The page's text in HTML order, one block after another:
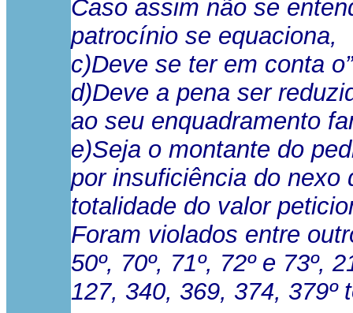
Caso assim não se
patrocínio se equaciona,
c)Deve se ter em conta
d)Deve a pena ser
ao seu enquadramento
e)Seja o montante do
por insuficiência do nexo
totalidade do valor
Foram violados entre
50º, 70º, 71º, 72º e 73º,
127, 340, 369, 374, 379º